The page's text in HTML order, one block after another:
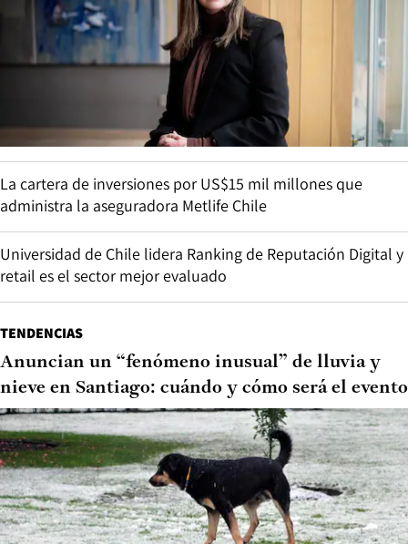
La cartera de inversiones por US$15 mil millones que
administra la aseguradora Metlife Chile
Universidad de Chile lidera Ranking de Reputación Digital y
retail es el sector mejor evaluado
TENDENCIAS
Anuncian un “fenómeno inusual” de lluvia y
nieve en Santiago: cuándo y cómo será el evento